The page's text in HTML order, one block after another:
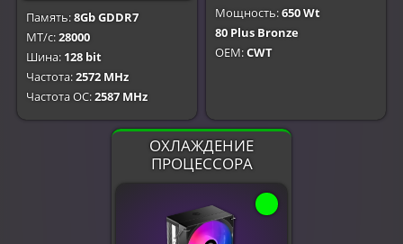
Память:8Gb GDDR7
МТ/с:28000
Шина: 128 bit
Частота:2572 MHz
Частота OC:2587 MHz
Мощность:650 Wt
80 Plus Bronze
OEM:CWT
ОХЛАЖДЕНИЕ
ПРОЦЕССОРА